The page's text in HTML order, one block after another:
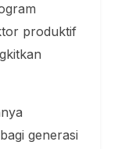
produktif
generasi